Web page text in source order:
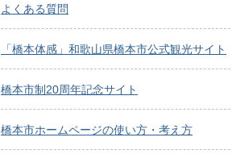
よくある質問
「橋本体感」和歌山県橋本市公式観光サイト
橋本市制20周年記念サイト
橋本市ホームページの使い方・考え方